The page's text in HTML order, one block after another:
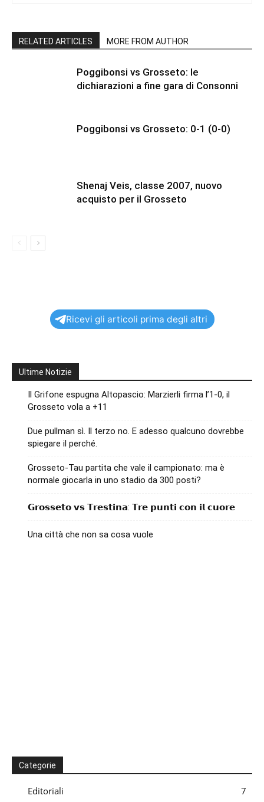
RELATED ARTICLES MORE FROM AUTHOR
Poggibonsi vs Grosseto: le
dichiarazioni a fine gara di Consonni
Poggibonsi vs Grosseto: 0-1 (0-0)
Shenaj Veis, classe 2007, nuovo
acquisto per il Grosseto
Ricevi gli articoli prima degli altri
Ultime Notizie
Il Grifone espugna Altopascio: Marzierli firma l’1-0, il
Grosseto vola a +11
Due pullman sì. Il terzo no. E adesso qualcuno dovrebbe
spiegare il perché.
Grosseto-Tau partita che vale il campionato: ma è
normale giocarla in uno stadio da 300 posti?
𝗚𝗿𝗼𝘀𝘀𝗲𝘁𝗼 𝘃𝘀 𝗧𝗿𝗲𝘀𝘁𝗶𝗻𝗮: 𝗧𝗿𝗲 𝗽𝘂𝗻𝘁𝗶 𝗰𝗼𝗻 𝗶𝗹 𝗰𝘂𝗼𝗿𝗲
Una città che non sa cosa vuole
Categorie
Editoriali
7